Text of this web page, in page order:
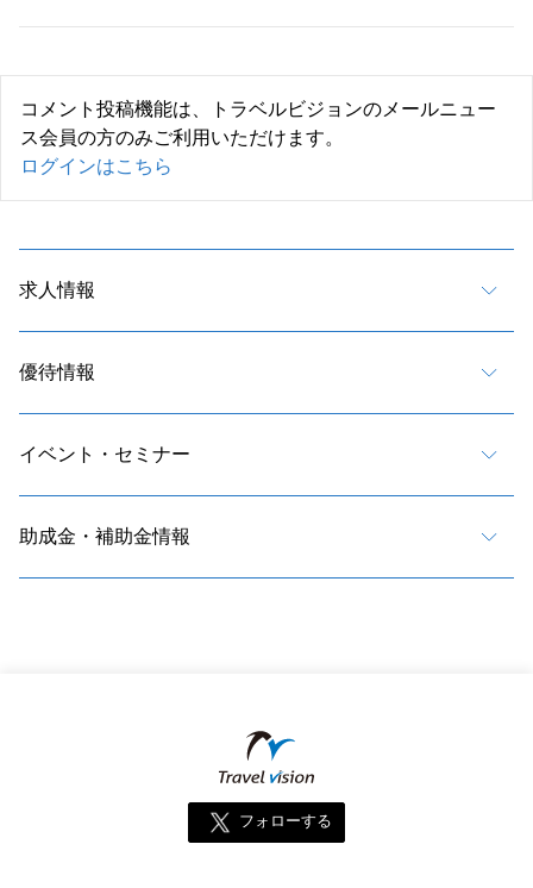
コメント投稿機能は、トラベルビジョンのメールニュー
ス会員の方のみご利用いただけます。
ログインはこちら
求人情報
優待情報
イベント・セミナー
助成金・補助金情報
フォローする